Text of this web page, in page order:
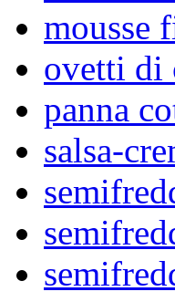
mousse
ovetti di
panna
salsa-